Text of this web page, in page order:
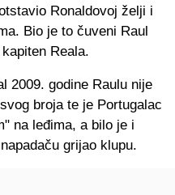
Ronaldovoj želji i
Bio je to čuveni Raul
Reala.
2009. godine Raulu nije
broja te je Portugalac
na leđima, a bilo je i
grijao klupu.